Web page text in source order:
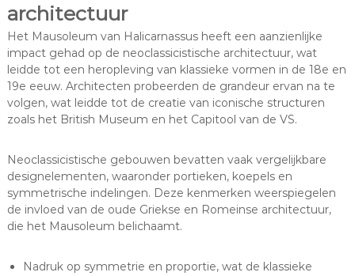
architectuur
Het Mausoleum van Halicarnassus heeft een aanzienlijke
impact gehad op de neoclassicistische architectuur, wat
leidde tot een heropleving van klassieke vormen in de 18e en
19e eeuw. Architecten probeerden de grandeur ervan na te
volgen, wat leidde tot de creatie van iconische structuren
zoals het British Museum en het Capitool van de VS.
Neoclassicistische gebouwen bevatten vaak vergelijkbare
designelementen, waaronder portieken, koepels en
symmetrische indelingen. Deze kenmerken weerspiegelen
de invloed van de oude Griekse en Romeinse architectuur,
die het Mausoleum belichaamt.
Nadruk op symmetrie en proportie, wat de klassieke